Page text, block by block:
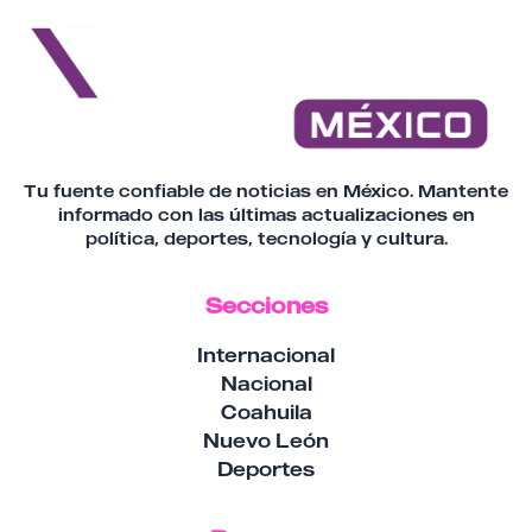
Tu fuente confiable de noticias en México. Mantente
informado con las últimas actualizaciones en
política, deportes, tecnología y cultura.
Secciones
Internacional
Nacional
Coahuila
Nuevo León
Deportes